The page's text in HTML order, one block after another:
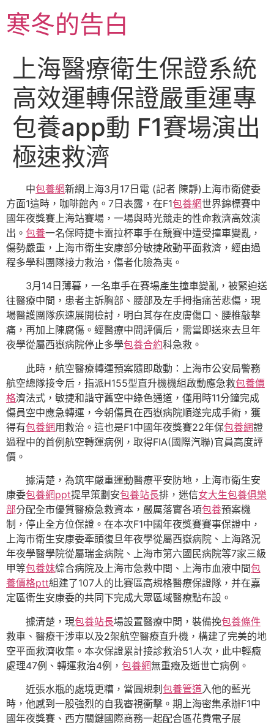
至
主寒冬的告白
上海醫療衛生保證系統
高效運轉保證嚴重運專
包養app動 F1賽場演出
極速救濟
中包養網新網上海3月17日電 (記者 陳靜)上海市衛健委
方面1這時，咖啡館內。7日表露，在F1包養網世界錦標賽中
國年夜獎賽上海站賽場，一場與時光競走的性命救濟高效演
出。 包養一名保時捷卡雷拉杯車手在競賽中遭受撞車變亂，
傷勢嚴重，上海市衛生安康部分敏捷啟動平面救濟，經由過
程多學科團隊接力救治，傷者化險為夷。
3月14日薄暮，一名車手在賽場產生撞車變亂，被緊迫送
往醫療中間，患者主訴胸部、腰部及左手拇指痛苦悲傷，現
場醫護團隊疾速展開檢討，明白其存在皮膚傷口、腰椎敲擊
痛，再加上陳腐傷。經醫療中間評價后，需當即送來去旦年
夜學從屬西嶽病院停止多學包養合約科急救。
此時，航空醫療轉運預案隨即啟動：上海市公安局警務
航空總隊接令后，指派H155型直升機機組啟動應急救包養價
格濟法式，敏捷和諧守舊空中綠色通道，僅用時11分鐘完成
傷員空中應急轉運，今朝傷員在西嶽病院順遂完成手術，獲
得有包養網用救治。這也是F1中國年夜獎賽22年保包養網證
過程中的首例航空轉運病例，取得FIA(國際汽聯)官員高度評
價。
據清楚，為筑牢嚴重運動醫療平安防地，上海市衛生安
康委包養網ppt提早策劃安包養站長排，迷信女大生包養俱樂
部分配全市優質醫療急救資本，嚴厲落實各項包養預案機
制，停止全方位保證。在本次F1中國年夜獎賽賽事保證中，
上海市衛生安康委牽頭復旦年夜學從屬西嶽病院、上海路況
年夜學醫學院從屬瑞金病院、上海市第六國民病院等7家三級
甲等包養妹綜合病院及上海市急救中間、上海市血液中間包
養價格ptt組建了107人的比賽區高規格醫療保證隊，并在嘉
定區衛生安康委的共同下完成大眾區域醫療點布設。
據清楚，現包養站長場設置醫療中間，裝備挽包養條件
救車、醫療干涉車以及2架航空醫療直升機，構建了完美的地
空平面救濟收集。本次保證累計接診救治51人次，此中輕癥
處理47例、轉運救治4例， 包養網無重癥及逝世亡病例。
近張水瓶的處境更糟，當圓規刺包養管道入他的藍光
時，他感到一股強烈的自我審視衝擊。期上海密集承辦F1中
國年夜獎賽、西方關鍵國際商務一起配合區花費電子展